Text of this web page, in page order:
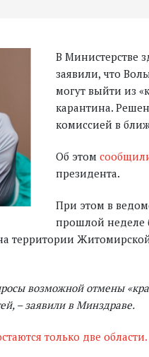
В Министерстве
заявили, что
могут выйти из
карантина.
комиссией в
Об этом
президента.
При этом в
прошлой неделе
территории
возможной отмены
– заявили в Минздраве.
только две области.